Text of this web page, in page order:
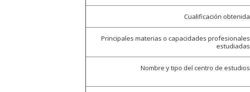
Cualificación obtenida
Principales materias o capacidades profesionales
estudiadas
Nombre y tipo del centro de estudios